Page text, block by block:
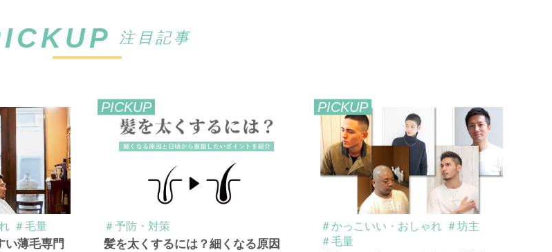
注目記事
＃毛量
い薄毛専門
PICKUP
＃予防・対策
髪を太くするには？細くなる原因
PICKUP
＃かっこいい・おしゃれ
＃坊主
＃毛量